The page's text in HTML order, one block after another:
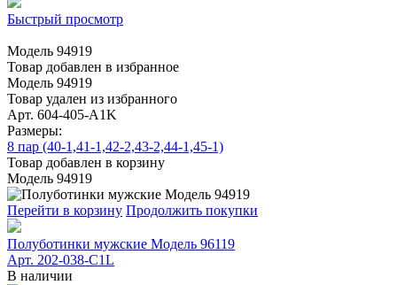
Быстрый просмотр
Модель 94919
Товар добавлен в избранное
Модель 94919
Товар удален из избранного
Арт. 604-405-A1K
Размеры:
8 пар (40-1,41-1,42-2,43-2,44-1,45-1)
Товар добавлен в корзину
Модель 94919
Перейти в корзину Продолжить покупки
Полуботинки мужские Модель 96119
Арт. 202-038-C1L
В наличии